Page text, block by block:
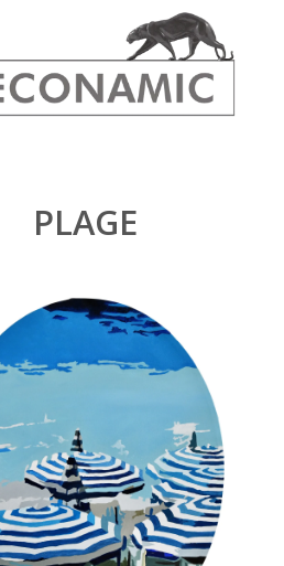
PLAGE